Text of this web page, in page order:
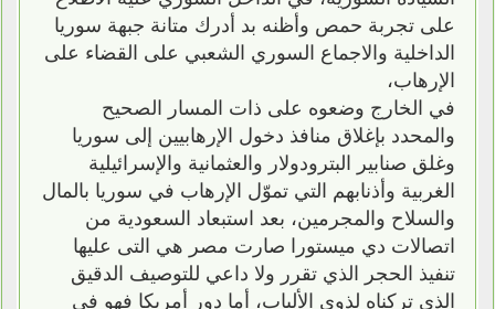
على تجربة حمص وأظنه بد أدرك متانة جبهة سوريا
الداخلية والاجماع السوري الشعبي على القضاء على
الإرهاب،
في الخارج وضعوه على ذات المسار الصحيح
والمحدد بإغلاق منافذ دخول الإرهابيين إلى سوريا
وغلق صنابير البترودولار والعثمانية والإسرائيلية
الغربية وأذنابهم التي تموّل الإرهاب في سوريا بالمال
والسلاح والمجرمين، بعد استبعاد السعودية من
اتصالات دي ميستورا صارت مصر هي التى عليها
تنفيذ الحجر الذي تقرر ولا داعي للتوصيف الدقيق
الذي تركناه لذوي الألباب، أما دور أمريكا فهو في